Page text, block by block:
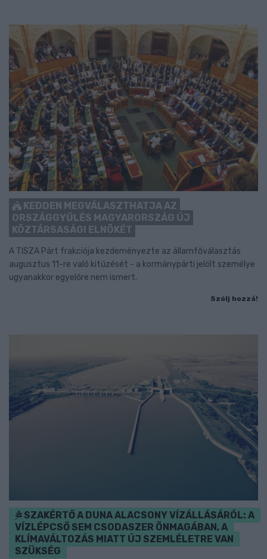
KEDDEN MEGVÁLASZTHATJA AZ
ORSZÁGGYŰLÉS MAGYARORSZÁG ÚJ
KÖZTÁRSASÁGI ELNÖKÉT
A TISZA Párt frakciója kezdeményezte az államfőválasztás
augusztus 11-re való kitűzését - a kormánypárti jelölt személye
ugyanakkor egyelőre nem ismert.
Szólj hozzá!
SZAKÉRTŐ A DUNA ALACSONY VÍZÁLLÁSÁRÓL: A
VÍZLÉPCSŐ SEM CSODASZER ÖNMAGÁBAN, A
KLÍMAVÁLTOZÁS MIATT ÚJ SZEMLÉLETRE VAN
SZÜKSÉG